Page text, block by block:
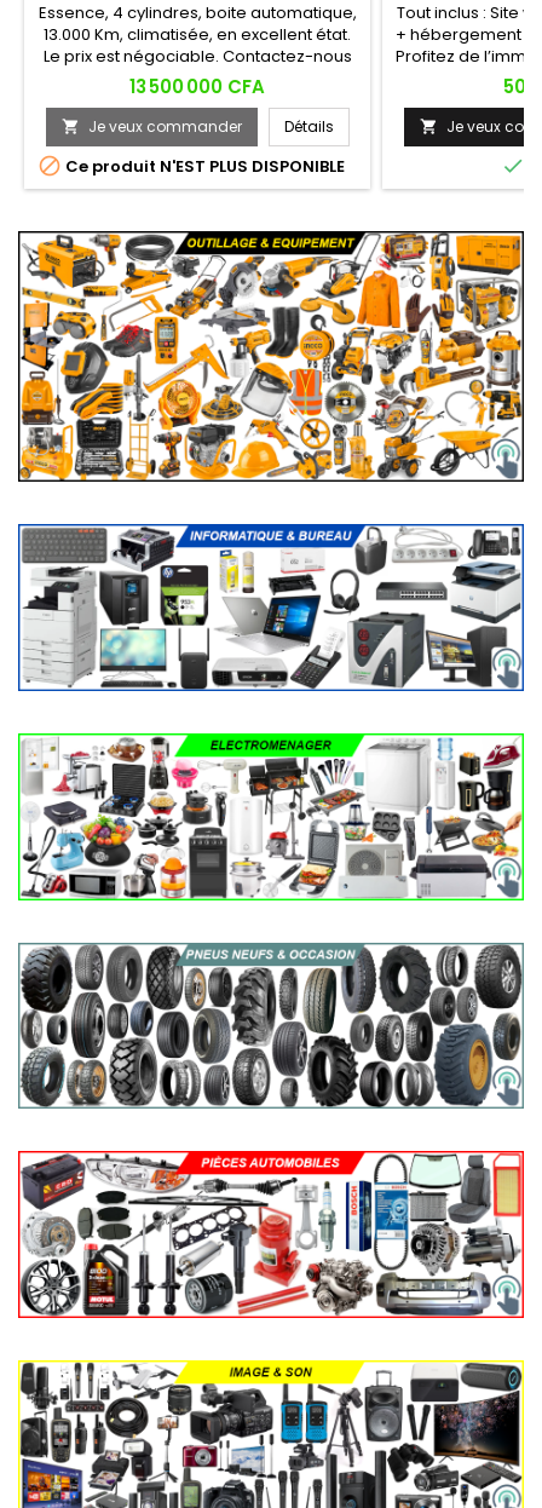
Essence, 4 cylindres, boite automatique,
13.000 Km, climatisée, en excellent état.
Le prix est négociable. Contactez-nous
pour la voir et l’essayer.
Prix
13 500 000 CFA
 Je veux commander Détails
 Ce produit N'EST PLUS DISPONIBLE
Tout inclus : Site
+ hébergement +
Profitez de
d’internet
tous les
supports
tablette,
Prix
50
 Je veux
